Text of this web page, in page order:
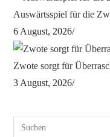
Auswärtsspiel für die
6 August, 2026/
Zwote sorgt für
3 August, 2026/